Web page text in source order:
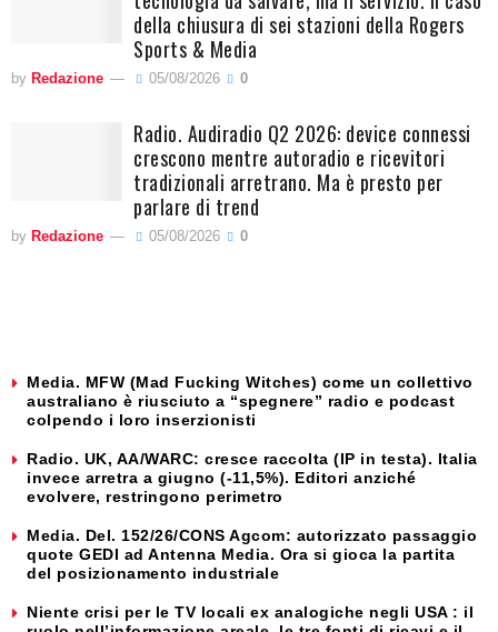
della chiusura di sei stazioni della Rogers
Sports & Media
by Redazione 05/08/2026 0
Radio. Audiradio Q2 2026: device connessi
crescono mentre autoradio e ricevitori
tradizionali arretrano. Ma è presto per
parlare di trend
by Redazione 05/08/2026 0
Media. MFW (Mad Fucking Witches) come un collettivo
australiano è riusciuto a “spegnere” radio e podcast
colpendo i loro inserzionisti
Radio. UK, AA/WARC: cresce raccolta (IP in testa). Italia
invece arretra a giugno (-11,5%). Editori anziché
evolvere, restringono perimetro
Media. Del. 152/26/CONS Agcom: autorizzato passaggio
quote GEDI ad Antenna Media. Ora si gioca la partita
del posizionamento industriale
Niente crisi per le TV locali ex analogiche negli USA : il